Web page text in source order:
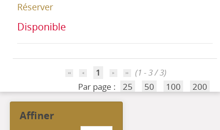
Réserver
Disponible
1
(1 - 3 / 3)
Par page :
25 50 100 200
affiner